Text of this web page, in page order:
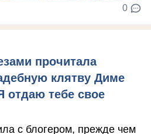
0
прочитала
клятву Диме
отдаю тебе свое
с блогером, прежде чем